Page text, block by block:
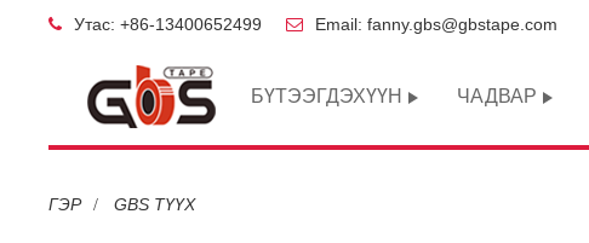
Утас: +86-13400652499 Email: fanny.gbs@gbstape.com
БҮТЭЭГДЭХҮҮН ЧАДВАР
ГЭР GBS ТҮҮХ